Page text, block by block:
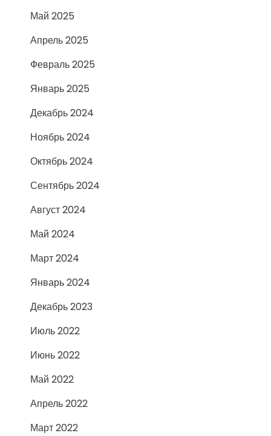
Май 2025
Апрель 2025
Февраль 2025
Январь 2025
Декабрь 2024
Ноябрь 2024
Октябрь 2024
Сентябрь 2024
Август 2024
Май 2024
Март 2024
Январь 2024
Декабрь 2023
Июль 2022
Июнь 2022
Май 2022
Апрель 2022
Март 2022